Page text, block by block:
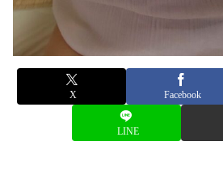
X Facebook
LINE